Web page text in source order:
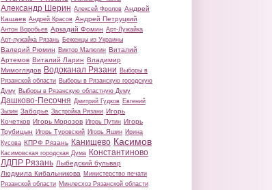
Александр Шерин Алексей Фролов Андрей
Кашаев Андрей Красов Андрей Петруцкий
Антон Воробьев Аркадий Фомин Арт-Лужайка
Арт-лужайка Рязань Беженцы из Украины
Валерий Рюмин Виктор Малюгин Виталий
Артемов Виталий Ларин Владимир
Мимоглядов Водоканал Рязани Выборы в
Рязанской области Выборы в Рязанскую городскую
Думу Выборы в Рязанскую областную Думу
Дашково-Песочня Дмитрий Гудков Евгений
Зызин Заборье Застройка Рязани Игорь
Кочетков Игорь Морозов Игорь Путин Игорь
Трубицын Игорь Туровский Игорь Яшин Ирина
Кусова КПРФ Рязань Канищево Касимов
Касимовская городская Дума Константиново
ЛДПР Рязань Лыбедский бульвар
Людмила Кибальникова Министерство печати
Рязанской области Минлесхоз Рязанской области